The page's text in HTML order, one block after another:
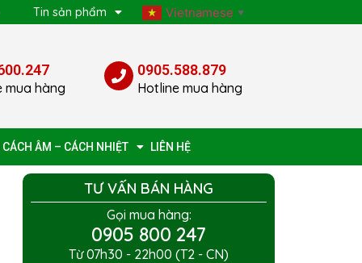
Tin sản phẩm Vietnamese ▼
mua hàng
0905.588.879
Hotline mua hàng
CÁCH ÂM – CÁCH NHIỆT LIÊN HỆ
TƯ VẤN BÁN HÀNG
Gọi mua hàng:
0905 800 247
Từ 07h30 - 22h00 (T2 - CN)